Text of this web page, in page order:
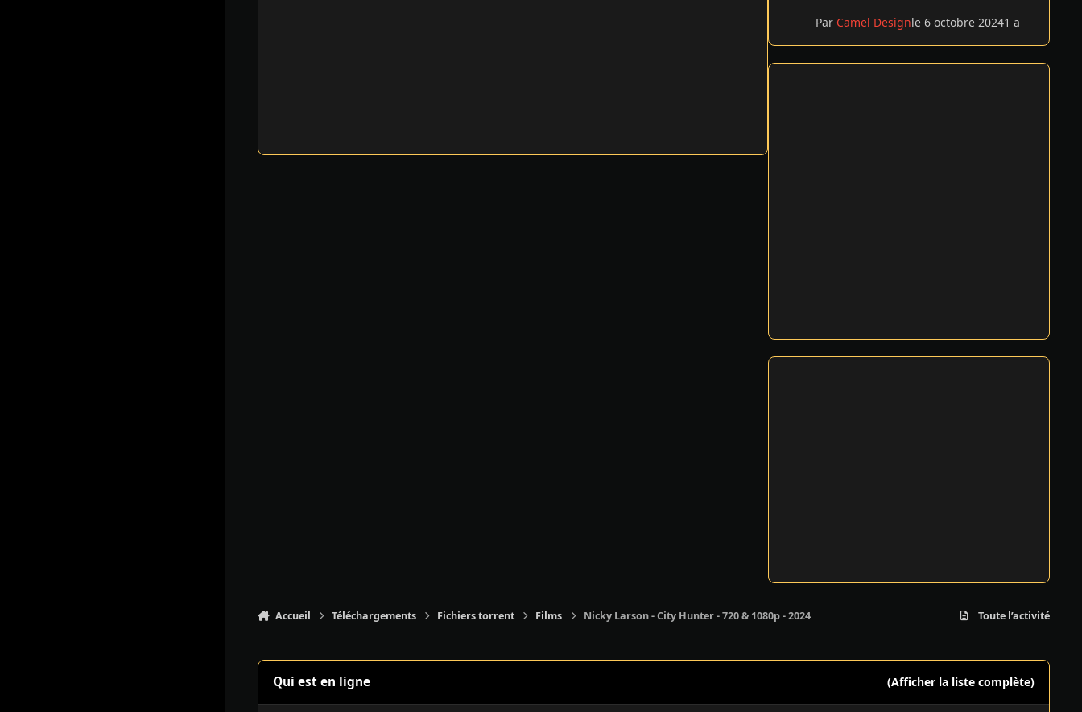
Par Camel Designle 6 octobre 20241 a
Accueil Téléchargements Fichiers torrent Films Nicky Larson - City Hunter - 720 & 1080p - 2024 Toute l’activité
Qui est en ligne (Afficher la liste complète)